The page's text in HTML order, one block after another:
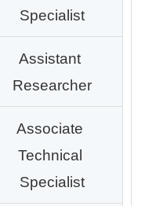
Specialist
Assistant
Researcher
Associate
Technical
Specialist